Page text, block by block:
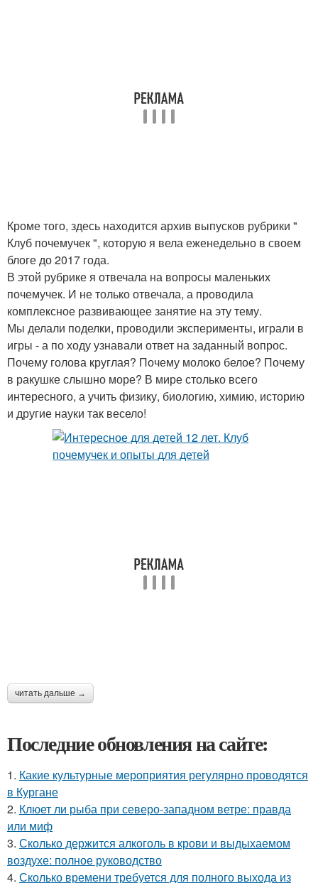
Кроме того, здесь находится архив выпусков рубрики "
Клуб почемучек ", которую я вела еженедельно в своем
блоге до 2017 года.
В этой рубрике я отвечала на вопросы маленьких
почемучек. И не только отвечала, а проводила
комплексное развивающее занятие на эту тему.
Мы делали поделки, проводили эксперименты, играли в
игры - а по ходу узнавали ответ на заданный вопрос.
Почему голова круглая? Почему молоко белое? Почему
в ракушке слышно море? В мире столько всего
интересного, а учить физику, биологию, химию, историю
и другие науки так весело!
читать дальше →
Последние обновления на сайте:
1. Какие культурные мероприятия регулярно проводятся
в Кургане
2. Клюет ли рыба при северо-западном ветре: правда
или миф
3. Сколько держится алкоголь в крови и выдыхаемом
воздухе: полное руководство
4. Сколько времени требуется для полного выхода из